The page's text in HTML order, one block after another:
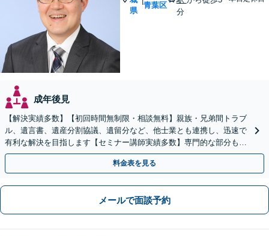
県
青葉区
分
成年後見
【解決実績多数】【初回時間無制限・相談無料】親族・兄弟間トラブ
ル、遺言書、遺産分割協議、遺留分など、他士業とも連携し、迅速で
有利な解決を目指します【セミナー講師実績多数】専門的な部分もわ
かりやすくご案内【弁護士経験15年以上】
料金表を見る
メールで面談予約